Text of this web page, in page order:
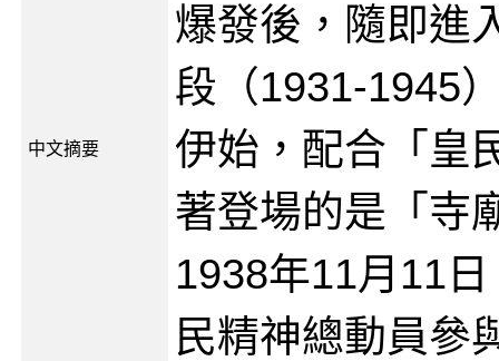
中文摘要
爆發後，隨即進
段（1931-1945
伊始，配合「皇
著登場的是「寺
1938年11月11
民精神總動員參